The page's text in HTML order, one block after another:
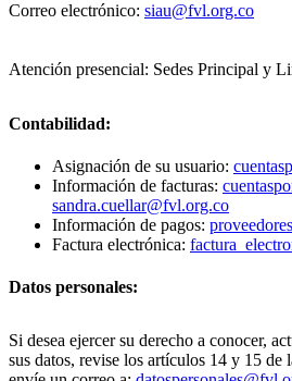
Correo electrónico: siau@fvl.org.co
Atención presencial: Sedes Principal y
Contabilidad:
Asignación de su usuario:
Información de facturas:
sandra.cuellar@fvl.org.co
Información de pagos:
Factura electrónica:
Datos personales:
Si desea ejercer su derecho a conocer,
sus datos, revise los artículos 14 y 15 de